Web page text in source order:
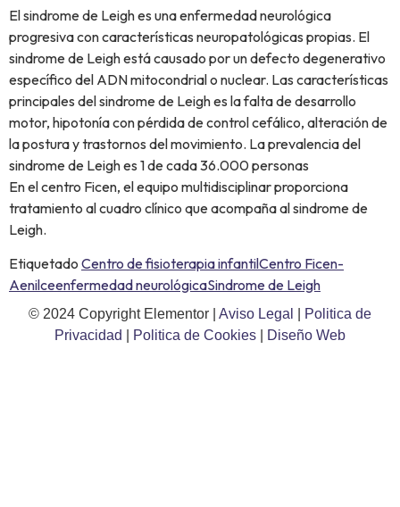
El sindrome de Leigh es una enfermedad neurológica
progresiva con características neuropatológicas propias. El
sindrome de Leigh está causado por un defecto degenerativo
específico del ADN mitocondrial o nuclear. Las características
principales del sindrome de Leigh es la falta de desarrollo
motor, hipotonía con pérdida de control cefálico, alteración de
la postura y trastornos del movimiento. La prevalencia del
sindrome de Leigh es 1 de cada 36.000 personas
En el centro Ficen, el equipo multidisciplinar proporciona
tratamiento al cuadro clínico que acompaña al sindrome de
Leigh.
Etiquetado Centro de fisioterapia infantilCentro Ficen-
Aenilceenfermedad neurológicaSindrome de Leigh
© 2024 Copyright Elementor | Aviso Legal
Politica de
Privacidad
Politica de Cookies Diseño Web